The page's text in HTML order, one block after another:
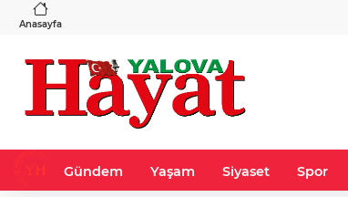
Anasayfa
%0,37
Gündem Yaşam Siyaset Spor